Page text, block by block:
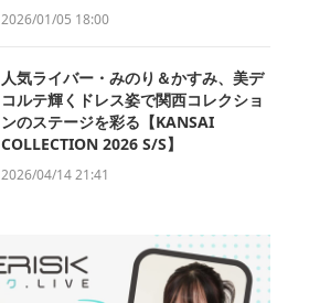
2026/01/05 18:00
人気ライバー・みのり＆かすみ、美デ
コルテ輝くドレス姿で関西コレクショ
ンのステージを彩る【KANSAI
COLLECTION 2026 S/S】
2026/04/14 21:41